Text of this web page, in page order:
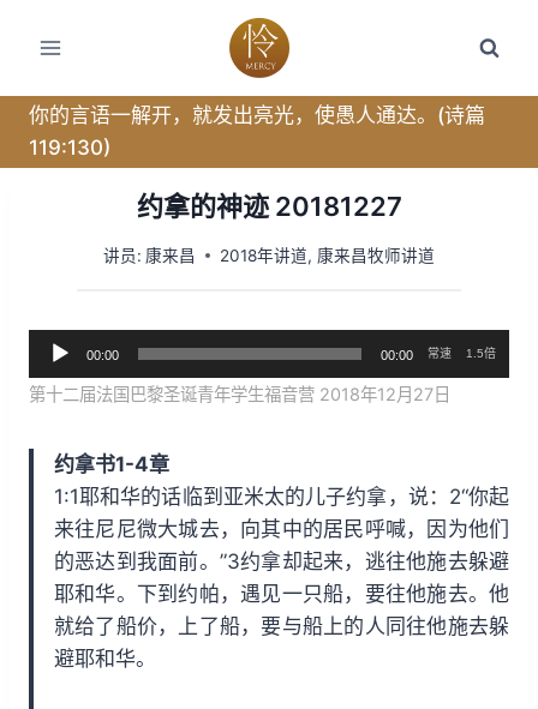
你的言语一解开，就发出亮光，使愚人通达。(诗篇
119:130)
约拿的神迹 20181227
讲员: 康来昌 2018年讲道, 康来昌牧师讲道
频
播
00:00 00:00 常速 1.5倍
第十二届法国巴黎圣诞青年学生福音营 2018年12月27日
约拿书1-4章
1:1耶和华的话临到亚米太的儿子约拿，说：2“你起
来往尼尼微大城去，向其中的居民呼喊，因为他们
的恶达到我面前。”3约拿却起来，逃往他施去躲避
耶和华。下到约帕，遇见一只船，要往他施去。他
就给了船价，上了船，要与船上的人同往他施去躲
避耶和华。